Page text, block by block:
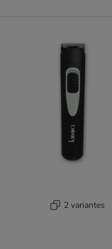
2 variantes